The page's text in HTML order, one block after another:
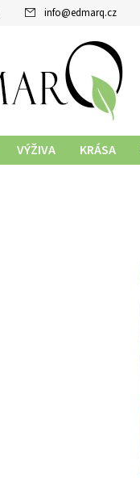
info@edmarq.cz
VÝŽIVA KRÁSA